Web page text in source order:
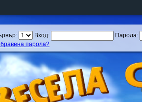
Вход:
Парола:
парола?